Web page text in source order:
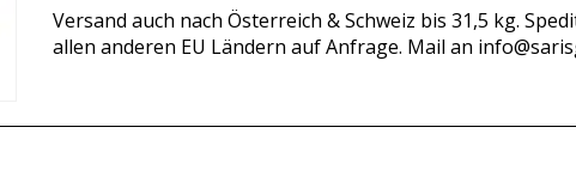
Versand auch nach Österreich & Schweiz bis 31,5 kg.
allen anderen EU Ländern auf Anfrage. Mail an